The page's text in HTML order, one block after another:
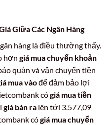
Giữa Các Ngân Hàng
hàng là điều thường thấy.
hơn giá mua chuyển khoản
quản và vận chuyển tiền
mua vàođể đảm bảo lợi
cógiá mua tiền
giá bán ra lên tới 3.577,09
cógiá mua chuyển